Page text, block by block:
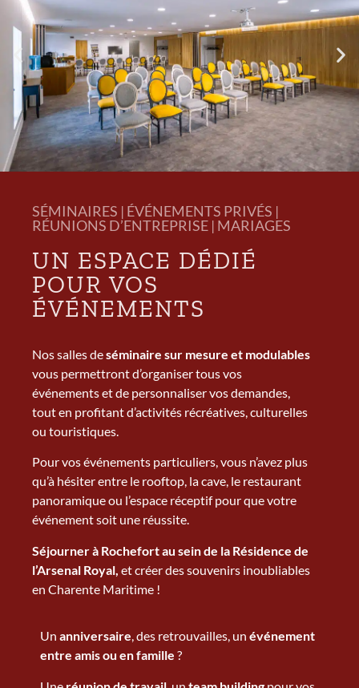
SÉMINAIRES | ÉVÉNEMENTS PRIVÉS |
RÉUNIONS D’ENTREPRISE | MARIAGES
UN ESPACE DÉDIÉ
POUR VOS
ÉVÉNEMENTS
Un anniversaire, des retrouvailles, un événement
entre amis ou en famille ?
Nos salles deséminaire sur mesure et modulables
vous permettront d’organiser tous vos
événements et de personnaliser vos demandes,
tout en profitant d’activités récréatives, culturelles
ou touristiques.
Pour vos événements particuliers, vous n’avez plus
qu’à hésiter entre le rooftop, la cave, le restaurant
panoramique ou l’espace réceptif pour que votre
événement soit une réussite.
Séjourner à Rochefort au sein de la Résidence de
l’Arsenal Royal, et créer des souvenirs inoubliables
en Charente Maritime !